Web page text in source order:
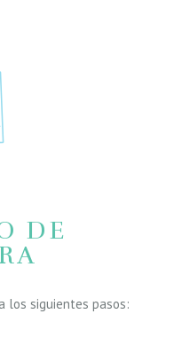
DE
los siguientes pasos: